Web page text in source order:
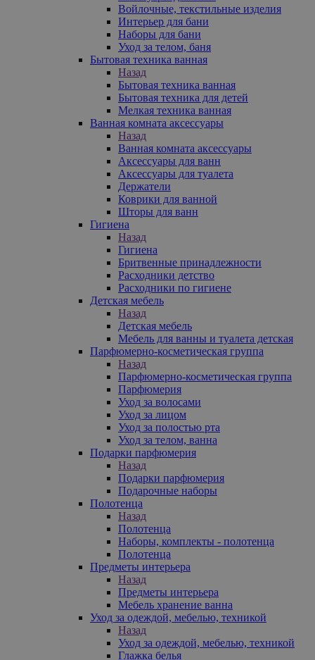
Войлочные, текстильные изделия
Интерьер для бани
Наборы для бани
Уход за телом, баня
Бытовая техника ванная
Назад
Бытовая техника ванная
Бытовая техника для детей
Мелкая техника ванная
Ванная комната аксессуары
Назад
Ванная комната аксессуары
Аксессуары для ванн
Аксессуары для туалета
Держатели
Коврики для ванной
Шторы для ванн
Гигиена
Назад
Гигиена
Бритвенные принадлежности
Расходники детство
Расходники по гигиене
Детская мебель
Назад
Детская мебель
Мебель для ванны и туалета детская
Парфюмерно-косметическая группа
Назад
Парфюмерно-косметическая группа
Парфюмерия
Уход за волосами
Уход за лицом
Уход за полостью рта
Уход за телом, ванна
Подарки парфюмерия
Назад
Подарки парфюмерия
Подарочные наборы
Полотенца
Назад
Полотенца
Наборы, комплекты - полотенца
Полотенца
Предметы интерьера
Назад
Предметы интерьера
Мебель хранение ванна
Уход за одеждой, мебелью, техникой
Назад
Уход за одеждой, мебелью, техникой
Глажка белья